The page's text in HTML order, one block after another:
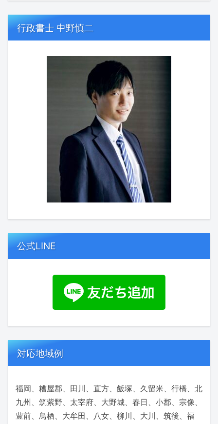
行政書士 中野慎二
公式LINE
対応地域例
福岡、糟屋郡、田川、直方、飯塚、久留米、行橋、北
九州、筑紫野、太宰府、大野城、春日、小郡、宗像、
豊前、鳥栖、大牟田、八女、柳川、大川、筑後、福